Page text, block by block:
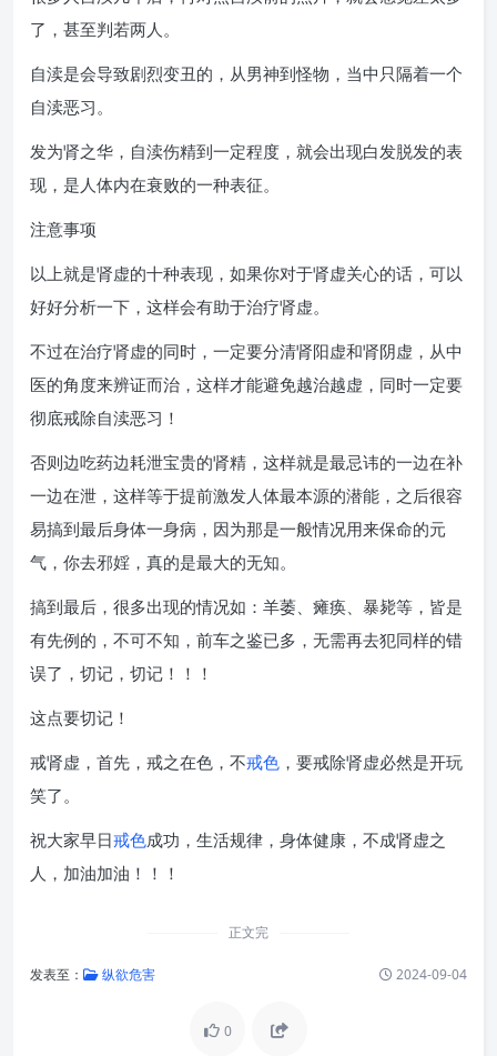
了，甚至判若两人。
自渎是会导致剧烈变丑的，从男神到怪物，当中只隔着一个
自渎恶习。
发为肾之华，自渎伤精到一定程度，就会出现白发脱发的表
现，是人体内在衰败的一种表征。
注意事项
以上就是肾虚的十种表现，如果你对于肾虚关心的话，可以
好好分析一下，这样会有助于治疗肾虚。
不过在治疗肾虚的同时，一定要分清肾阳虚和肾阴虚，从中
医的角度来辨证而治，这样才能避免越治越虚，同时一定要
彻底戒除自渎恶习！
否则边吃药边耗泄宝贵的肾精，这样就是最忌讳的一边在补
一边在泄，这样等于提前激发人体最本源的潜能，之后很容
易搞到最后身体一身病，因为那是一般情况用来保命的元
气，你去邪婬，真的是最大的无知。
搞到最后，很多出现的情况如：羊萎、瘫痪、暴毙等，皆是
有先例的，不可不知，前车之鉴已多，无需再去犯同样的错
误了，切记，切记！！！
这点要切记！
戒肾虚，首先，戒之在色，不戒色 ，要戒除肾虚必然是开玩
笑了。
祝大家早日戒色成功，生活规律，身体健康，不成肾虚之
人，加油加油！！！
正文完
发表至： 纵欲危害 2024-09-04
0